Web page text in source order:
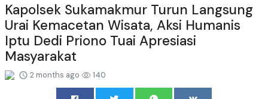
Kapolsek Sukamakmur Turun Langsung
Urai Kemacetan Wisata, Aksi Humanis
Iptu Dedi Priono Tuai Apresiasi
Masyarakat
2 months ago 140